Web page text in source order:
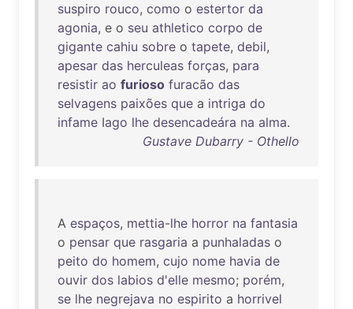
suspiro rouco, como o estertor da
agonia, e o seu athletico corpo de
gigante cahiu sobre o tapete, debil,
apesar das herculeas forças, para
resistir ao furioso furacão das
selvagens paixões que a intriga do
infame Iago lhe desencadeára na alma.
Gustave Dubarry - Othello
A espaços, mettia-lhe horror na fantasia
o pensar que rasgaria a punhaladas o
peito do homem, cujo nome havia de
ouvir dos labios d'elle mesmo; porém,
se lhe negrejava no espirito a horrivel